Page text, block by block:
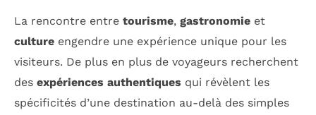
La rencontre entre tourisme, gastronomie et
culture engendre une expérience unique pour les
visiteurs. De plus en plus de voyageurs recherchent
des expériences authentiques qui révèlent les
spécificités d’une destination au-delà des simples